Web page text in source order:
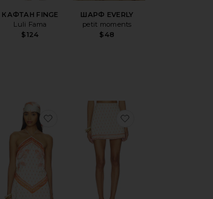
КАФТАН FINGE
Luli Fama
$124
ШАРФ EVERLY
petit moments
$48
С ЮБКОЙ LALI
избранноеТОП ХОЛТЕР JESSIE